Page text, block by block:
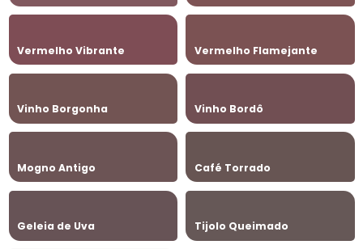
Vermelho Vibrante Vermelho Flamejante
Vinho Borgonha Vinho Bordô
Mogno Antigo Café Torrado
Geleia de Uva Tijolo Queimado